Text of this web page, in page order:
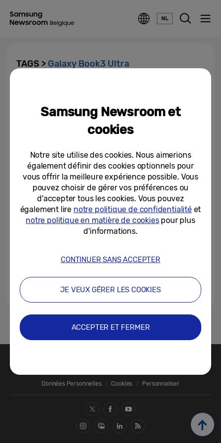
NL
TAGS > Galaxy Book3 Ultra
précommande à partir du 14...
14-02-2023
Ultra : le tout premier Galaxy
Book Ultra allie puissance et...
01-02-2023
Le tout nouveau Galaxy Book3 :
Une expérience inégalée de
l’écosystème Samsung Galaxy...
1
Données Personnelles
Cookies Personnaliser
Samsung Newsroom et
cookies
Notre site utilise des cookies. Nous aimerions
également définir des cookies optionnels pour
vous offrir la meilleure expérience possible. Vous
pouvez choisir de gérer vos préférences ou
d'accepter tous les cookies. Vous pouvez
également lire notre politique de confidentialitéet
notre politique en matière de cookiespour plus
d'informations.
CONTINUER SANS ACCEPTER
JE VEUX GÉRER LES COOKIES
ACCEPTER ET FERMER